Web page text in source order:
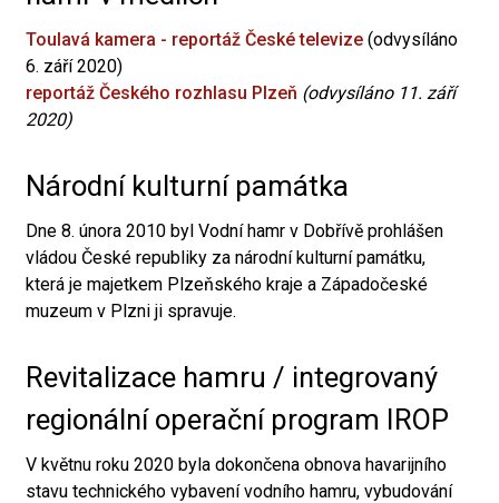
Toulavá kamera - reportáž České televize (odvysíláno
6. září 2020)
reportáž Českého rozhlasu Plzeň (odvysíláno 11. září
2020)
Národní kulturní památka
Dne 8. února 2010 byl Vodní hamr v Dobřívě prohlášen
vládou České republiky za národní kulturní památku,
která je majetkem Plzeňského kraje a Západočeské
muzeum v Plzni ji spravuje.
Revitalizace hamru / integrovaný
regionální operační program IROP
V květnu roku 2020 byla dokončena obnova havarijního
stavu technického vybavení vodního hamru, vybudování